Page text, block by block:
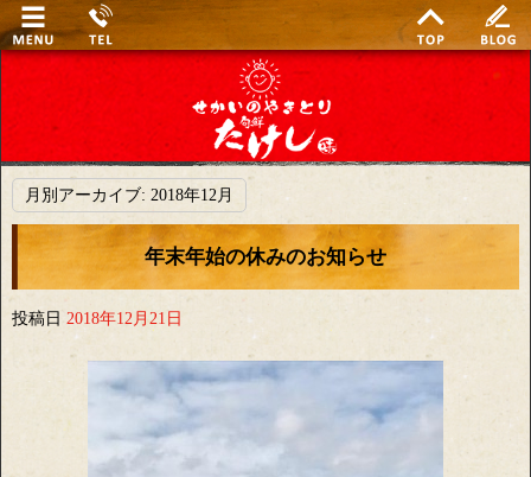
月別アーカイブ: 2018年12月
年末年始の休みのお知らせ
投稿日 2018年12月21日